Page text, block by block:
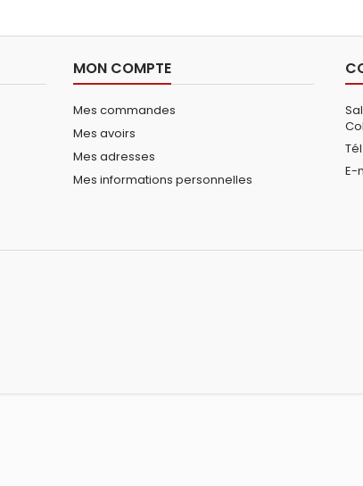
MON COMPTE
Mes commandes
Mes avoirs
Mes adresses
Mes informations personnelles
E-